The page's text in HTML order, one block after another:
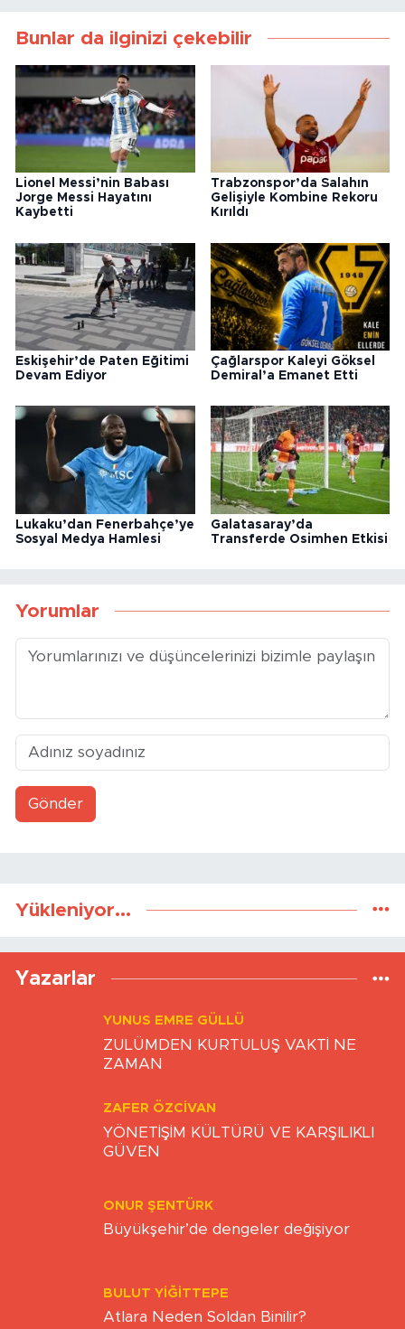
Bunlar da ilginizi çekebilir
Lionel Messi’nin Babası
Jorge Messi Hayatını
Kaybetti
Trabzonspor’da Salahın
Gelişiyle Kombine Rekoru
Kırıldı
Eskişehir’de Paten Eğitimi
Devam Ediyor
Çağlarspor Kaleyi Göksel
Demiral’a Emanet Etti
Lukaku’dan Fenerbahçe’ye
Sosyal Medya Hamlesi
Galatasaray’da
Transferde Osimhen Etkisi
Yorumlar
Gönder
Yükleniyor...
Yazarlar
YUNUS EMRE GÜLLÜ
ZULÜMDEN KURTULUŞ VAKTİ NE
ZAMAN
ZAFER ÖZCIVAN
YÖNETİŞİM KÜLTÜRÜ VE KARŞILIKLI
GÜVEN
ONUR ŞENTÜRK
Büyükşehir’de dengeler değişiyor
BULUT YİĞİTTEPE
Atlara Neden Soldan Binilir?